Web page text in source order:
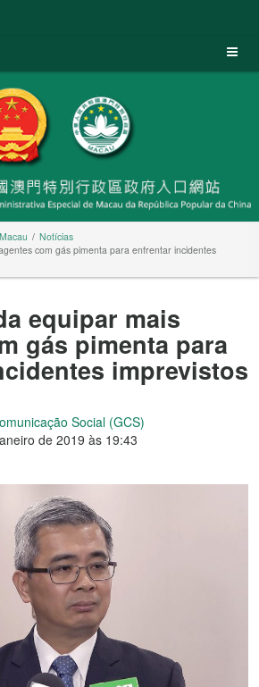
Notícias
com gás pimenta para enfrentar incidentes
equipar mais
gás pimenta para
imprevistos
Social (GCS)
de 2019 às 19:43